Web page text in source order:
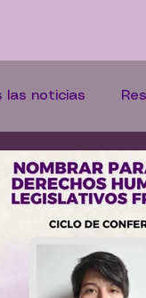
las noticias
Abolicionismo